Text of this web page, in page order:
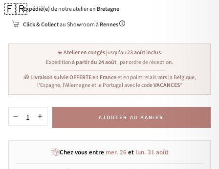
🇫🇷Expédié(e)de notre atelier en Bretagne
Click & Collectau Showroom àRennes
☀️Atelier en congésjusqu'au23 août inclus.
Expéditionà partir du 24 août, par ordre de réception.
🎁 Livraison suivie OFFERTE en Franceet en point relais vers la Belgique,
l'Espagne, l'Allemagne et le Portugal avec le codeVACANCES*
+ AJOUTER AU PANIER
Chez vous entre mer. 26et lun. 31 août